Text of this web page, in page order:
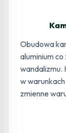
Obudowa
aluminium
wandalizmu.
w
zmienne